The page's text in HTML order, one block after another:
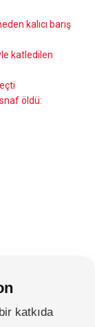
kalıcı barış
katledilen
öldü:
katkıda